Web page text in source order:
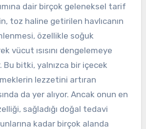
dair birçok geleneksel tarif
toz haline getirilen havlıcanın
özellikle soğuk
vücut ısısını dengelemeye
Bu bitki, yalnızca bir içecek
lezzetini artıran
da yer alıyor. Ancak onun en
sağladığı doğal tedavi
kadar birçok alanda